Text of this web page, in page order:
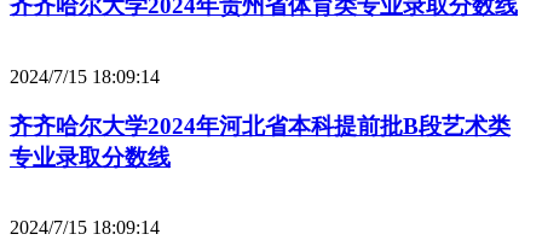
齐齐哈尔大学2024年贵州省体育类专业录取分数线
2024/7/15 18:09:14
齐齐哈尔大学2024年河北省本科提前批B段艺术类
专业录取分数线
2024/7/15 18:09:14